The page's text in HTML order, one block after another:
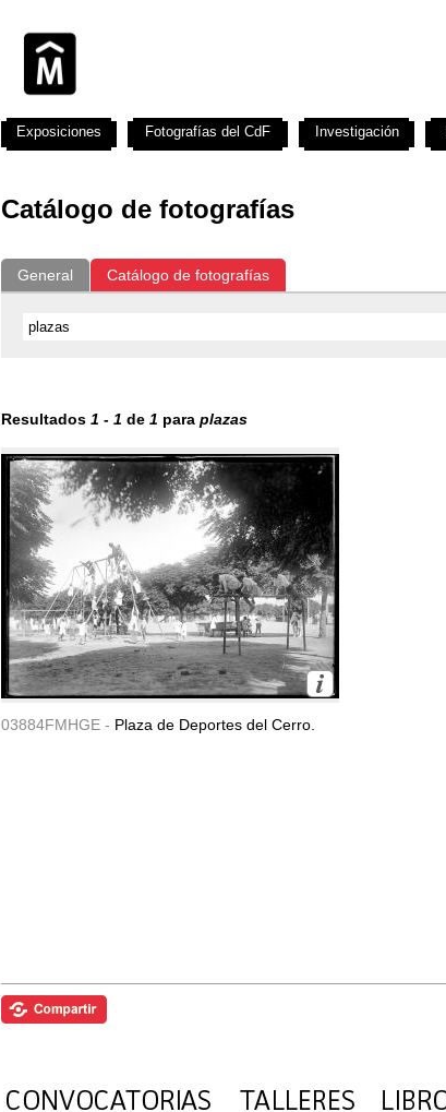
Catálogo de fotografías
General Catálogo de fotografías
Resultados 1 - 1 de 1 para plazas
03884FMHGE - Plaza de Deportes del Cerro.
Exposiciones Fotografías del CdF Investigación